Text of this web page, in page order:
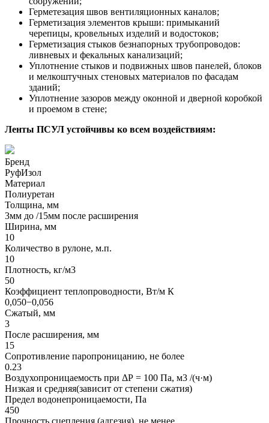
Герметезация швов вентиляционных каналов;
Герметизация элементов крыши: примыканий
черепицы, кровельных изделий и водостоков;
Герметизация стыков безнапорных трубопроводов:
ливневых и фекальных канализаций;
Уплотнение стыков и подвижных швов панелей, блоков
и мелкоштучных стеновых материалов по фасадам
зданий;
Уплотнение зазоров между оконной и дверной коробкой
и проемом в стене;
Ленты ПСУЛ устойчивы ко всем воздействиям:
Бренд
РуфИзол
Материал
Полиуретан
Толщина, мм
3мм до /15мм после расширения
Ширина, мм
10
Количество в рулоне, м.п.
10
Плотность, кг/м3
50
Коэффициент теплопроводности, Вт/м К
0,050−0,056
Сжатый, мм
3
После расширения, мм
15
Сопротивление паропроницанию, не более
0.23
Воздухопроницаемость при ΔР = 100 Па, м3 /(ч·м)
Низкая и средняя(зависит от степени сжатия)
Предел водонепроницаемости, Па
450
Прочность сцепления (адгезия), не менее